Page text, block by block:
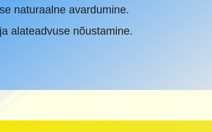
naturaalne avardumine.
alateadvuse nõustamine.